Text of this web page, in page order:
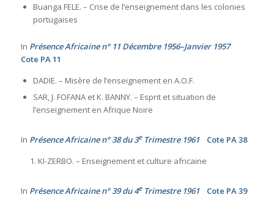
Buanga FELE. – Crise de l’enseignement dans les colonies
portugaises
In Présence Africaine n° 11 Décembre 1956–Janvier 1957
Cote PA 11
DADIE. – Misère de l’enseignement en A.O.F.
SAR, J. FOFANA et K. BANNY. – Esprit et situation de
l’enseignement en Afrique Noire
In Présence Africaine n° 38 du 3eTrimestre 1961Cote PA 38
KI-ZERBO. – Enseignement et culture africaine
In Présence Africaine n° 39 du 4eTrimestre 1961Cote PA 39